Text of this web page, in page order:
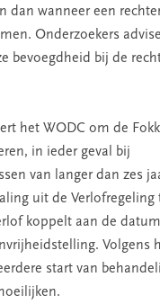
dan wanneer een
Onderzoekers
bevoegdheid bij de
het WODC om de
in ieder geval bij
van langer dan zes
uit de Verlofregeling
koppelt aan de
Volgens
start van